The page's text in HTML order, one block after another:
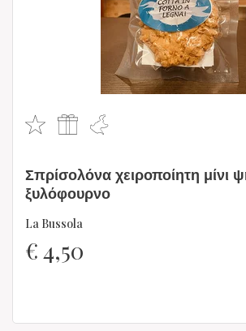
Σπρίσολόνα χειροποίητη μίνι
ξυλόφουρνο
La Bussola
€4,50